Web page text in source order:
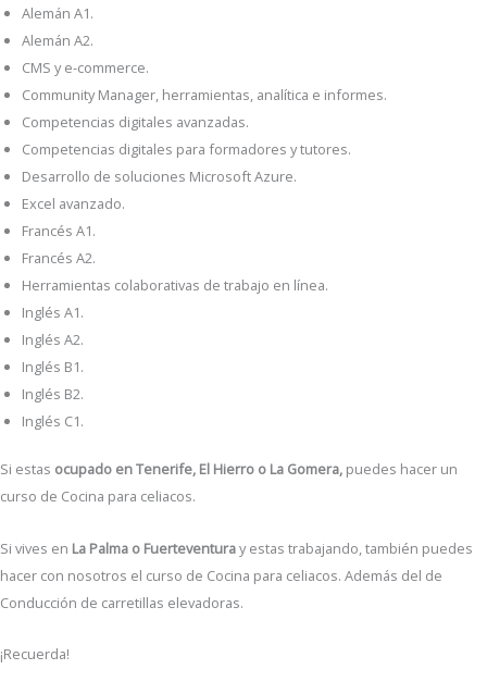
Alemán A1.
Alemán A2.
CMS y e-commerce.
Community Manager, herramientas, analítica e informes.
Competencias digitales avanzadas.
Competencias digitales para formadores y tutores.
Desarrollo de soluciones Microsoft Azure.
Excel avanzado.
Francés A1.
Francés A2.
Herramientas colaborativas de trabajo en línea.
Inglés A1.
Inglés A2.
Inglés B1.
Inglés B2.
Inglés C1.
Si estas ocupado en Tenerife, El Hierro o La Gomera, puedes hacer un
curso de Cocina para celiacos.
Si vives en La Palma o Fuerteventuray estas trabajando, también puedes
hacer con nosotros el curso de Cocina para celiacos. Además del de
Conducción de carretillas elevadoras.
¡Recuerda!